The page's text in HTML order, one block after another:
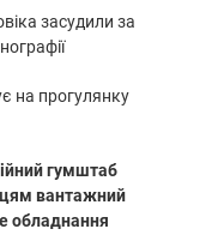
засудили за
на прогулянку
гумштаб
вантажний
обладнання